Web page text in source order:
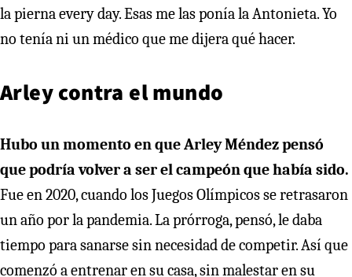
la pierna every day. Esas me las ponía la Antonieta. Yo
no tenía ni un médico que me dijera qué hacer.
Arley contra el mundo
Hubo un momento en que Arley Méndez pensó
que podría volver a ser el campeón que había sido.
Fue en 2020, cuando los Juegos Olímpicos se retrasaron
un año por la pandemia. La prórroga, pensó, le daba
tiempo para sanarse sin necesidad de competir. Así que
comenzó a entrenar en su casa, sin malestar en su